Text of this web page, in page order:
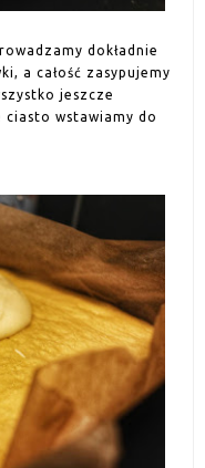
dokładnie
a całość zasypujemy
jeszcze
wstawiamy do